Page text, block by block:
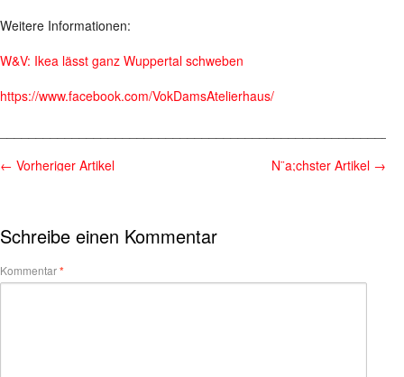
Weitere Informationen:
W&V: Ikea lässt ganz Wuppertal schweben
https://www.facebook.com/VokDamsAtelierhaus/
← Vorheriger Artikel N¨a;chster Artikel →
Schreibe einen Kommentar
Kommentar*